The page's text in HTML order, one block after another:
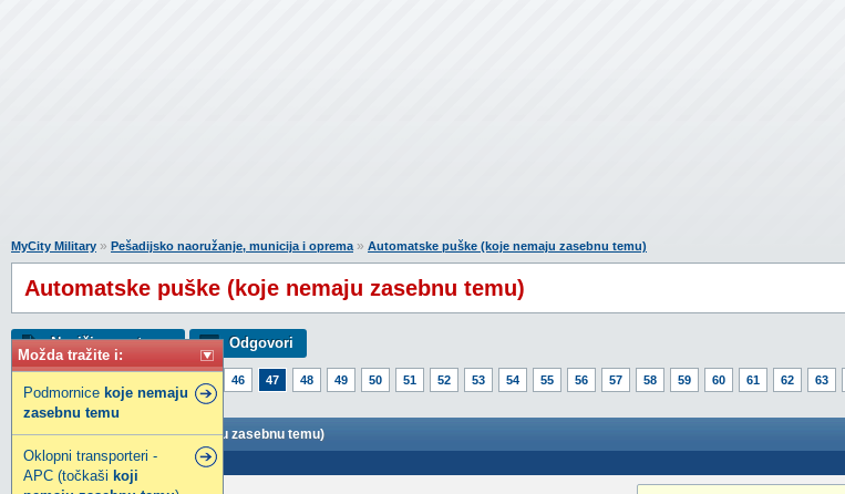
Možda tražite i:
Podmornice koje nemaju
zasebnu temu
Oklopni transporteri -
APC (točkaši koji
MyCity Military » Pešadijsko naoružanje, municija i oprema» Automatske puške (koje nemaju zasebnu temu)
Automatske puške (koje nemaju zasebnu temu)
Napiši novu temu Odgovori
46 47 48 49 50 51 52 53 54 55 56 57 58 59 60 61 62 63
73 75 143
Automatske puške (koje nemaju zasebnu temu)
Poslao: 06 Dec 2019 16:45